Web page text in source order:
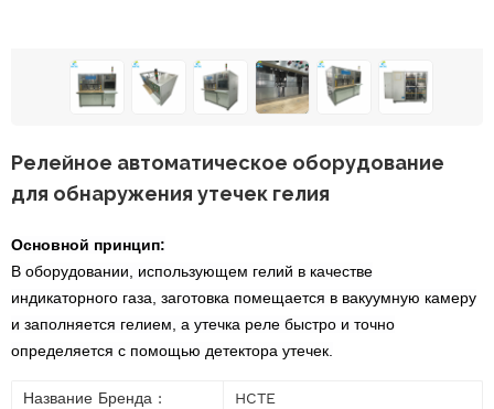
Релейное автоматическое оборудование
для обнаружения утечек гелия
Основной принцип:
В оборудовании, использующем гелий в качестве
индикаторного газа, заготовка помещается в вакуумную камеру
и заполняется гелием, а утечка реле быстро и точно
определяется с помощью детектора утечек.
Название Бренда : HCTE